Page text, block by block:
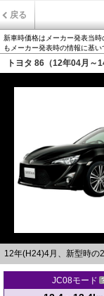
戻る
新車時価格はメーカー発表当
もメーカー発表時の情報に基い
トヨタ 86（12年04月～
12年(H24)4月、新型時の
JC08モード